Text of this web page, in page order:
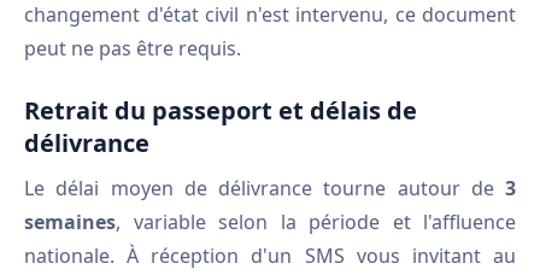
changement d'état civil n'est intervenu, ce document
peut ne pas être requis.
Retrait du passeport et délais de
délivrance
Le délai moyen de délivrance tourne autour de 3
semaines, variable selon la période et l'affluence
nationale. À réception d'un SMS vous invitant au